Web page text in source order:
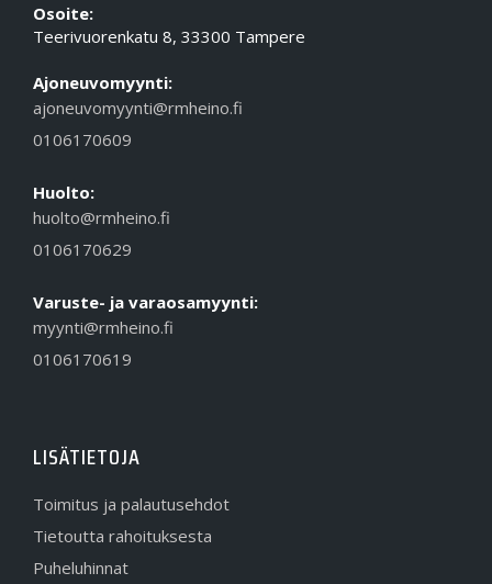
Osoite:
Teerivuorenkatu 8, 33300 Tampere
Ajoneuvomyynti:
ajoneuvomyynti@rmheino.fi
0106170609
Huolto:
huolto@rmheino.fi
0106170629
Varuste- ja varaosamyynti:
myynti@rmheino.fi
0106170619
LISÄTIETOJA
Toimitus ja palautusehdot
Tietoutta rahoituksesta
Puheluhinnat